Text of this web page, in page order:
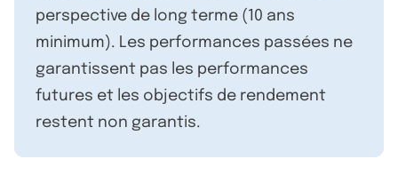
perspective de long terme (10 ans
minimum). Les performances passées ne
garantissent pas les performances
futures et les objectifs de rendement
restent non garantis.